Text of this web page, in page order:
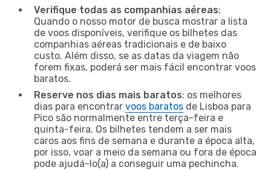
Verifique todas as companhias aéreas:
Quando o nosso motor de busca mostrar a lista
de voos disponíveis, verifique os bilhetes das
companhias aéreas tradicionais e de baixo
custo. Além disso, se as datas da viagem não
forem fixas, poderá ser mais fácil encontrar voos
baratos.
Reserve nos dias mais baratos: os melhores
dias para encontrar voos baratos de Lisboa para
Pico são normalmente entre terça-feira e
quinta-feira. Os bilhetes tendem a ser mais
caros aos fins de semana e durante a época alta,
por isso, voar a meio da semana ou fora de época
pode ajudá-lo(a) a conseguir uma pechincha.